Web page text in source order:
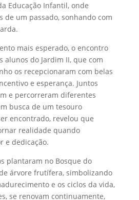
Educação Infantil, onde
de um passado, sonhando com
mais esperado, o encontro
alunos do Jardim II, que com
os recepcionaram com belas
e esperança. Juntos
e percorreram diferentes
busca de um tesouro
encontrado, revelou que
realidade quando
e dedicação.
plantaram no Bosque do
árvore frutífera, simbolizando
e os ciclos da vida,
se renovam continuamente,